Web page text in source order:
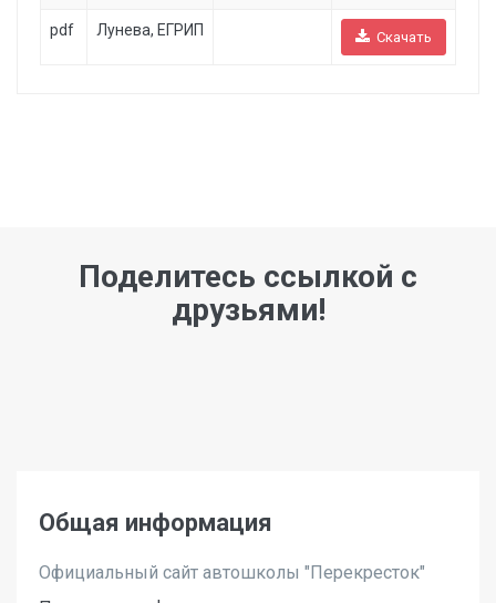
pdf Лунева, ЕГРИП Скачать
Поделитесь ссылкой с
друзьями!
Общая информация
Официальный сайт автошколы "Перекресток"